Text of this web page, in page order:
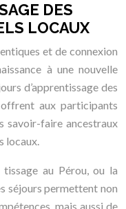
DES
LOCAUX
et de connexion
à une nouvelle
d’apprentissage des
aux participants
savoir-faire ancestraux
locaux.
au Pérou, ou la
séjours permettent non
mais aussi de